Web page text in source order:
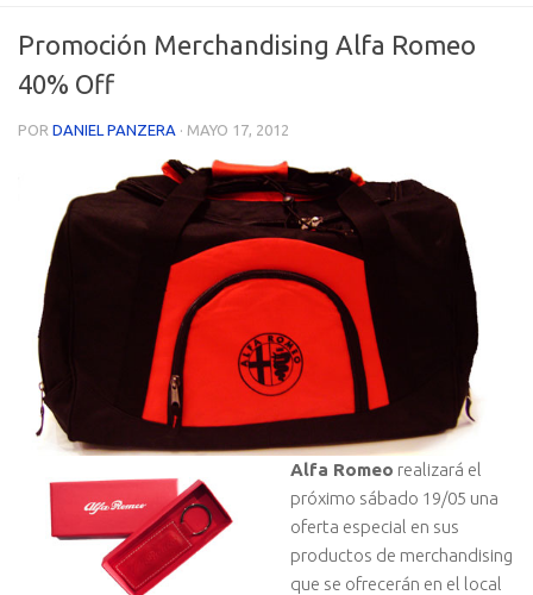
Promoción Merchandising Alfa Romeo
40% Off
POR DANIEL PANZERA · MAYO 17, 2012
Alfa Romeo realizará el
próximo sábado 19/05 una
oferta especial en sus
productos de merchandising
que se ofrecerán en el local